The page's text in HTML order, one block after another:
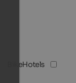
BikeHotels